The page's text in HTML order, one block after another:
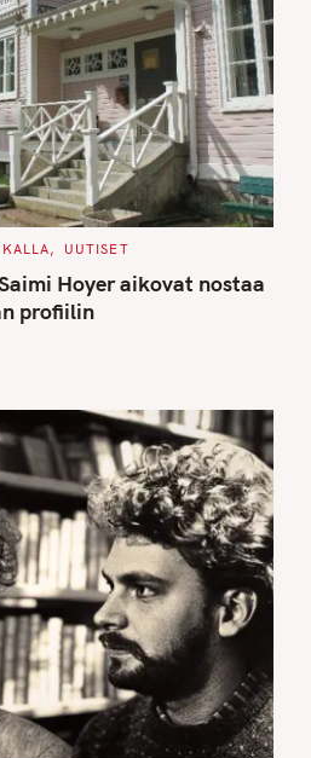
UUTISET
Hoyer aikovat nostaa
profiilin